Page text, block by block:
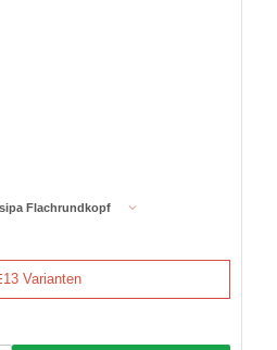
Flachrundkopf
13 Varianten